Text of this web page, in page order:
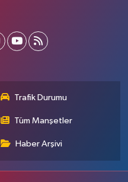
Trafik Durumu
Tüm Manşetler
Haber Arşivi